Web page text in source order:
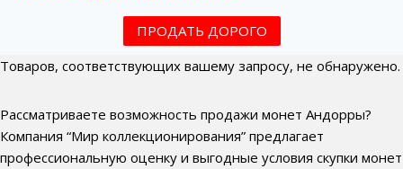
ПРОДАТЬ ДОРОГО
Товаров, соответствующих вашему запросу, не обнаружено.
Рассматриваете возможность продажи монет Андорры?
Компания “Мир коллекционирования” предлагает
профессиональную оценку и выгодные условия скупки монет